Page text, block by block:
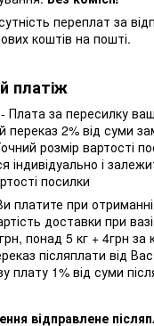
переплат за
коштів на пошті.
платіж
- Плата за пересилку
переказ 2% від суми
розмір вартості
індивідуально і
посилки
платите при отриманні
доставки при
понад 5 кг + 4грн за
післяплати від
плату 1% від суми
відправлене